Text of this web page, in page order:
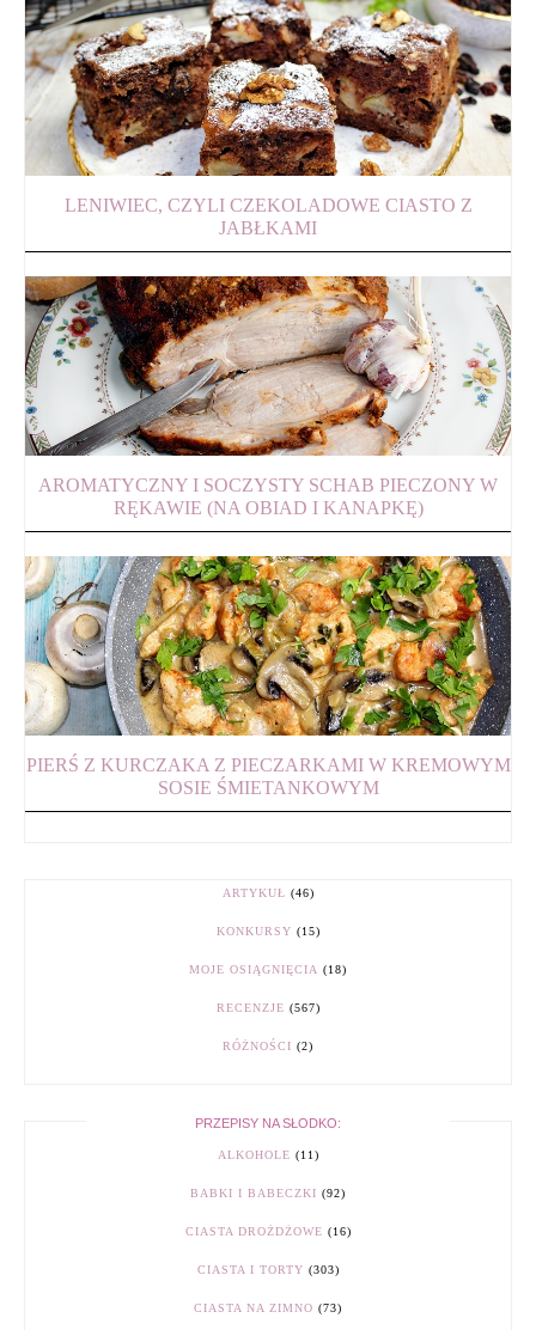
LENIWIEC, CZYLI CZEKOLADOWE CIASTO Z
JABŁKAMI
AROMATYCZNY I SOCZYSTY SCHAB PIECZONY W
RĘKAWIE (NA OBIAD I KANAPKĘ)
PIERŚ Z KURCZAKA Z PIECZARKAMI W KREMOWYM
SOSIE ŚMIETANKOWYM
ARTYKUŁ (46)
KONKURSY (15)
MOJE OSIĄGNIĘCIA (18)
RECENZJE (567)
RÓŻNOŚCI (2)
PRZEPISY NA SŁODKO:
ALKOHOLE (11)
BABKI I BABECZKI (92)
CIASTA DROŻDŻOWE (16)
CIASTA I TORTY (303)
CIASTA NA ZIMNO (73)